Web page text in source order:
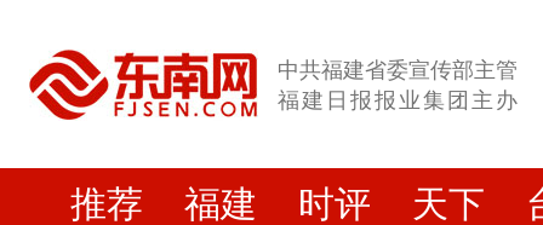
中共福建省委宣传部主管
福建日报报业集团主办
推荐 福建 时评 天下